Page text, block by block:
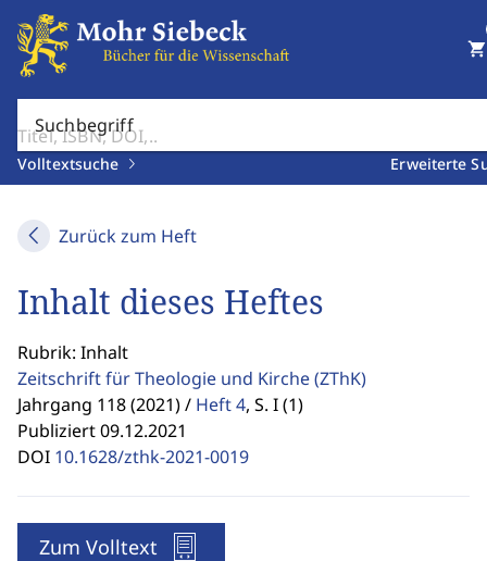
Suchbegriff
Volltextsuche Erweiterte
shopping_cart
Zurück zum Heft
Inhalt dieses Heftes
Rubrik: Inhalt
Zeitschrift für Theologie und Kirche(ZThK)
Jahrgang 118 (2021) / Heft 4, S. I (1)
Publiziert 09.12.2021
DOI 10.1628/zthk-2021-0019
Zum Volltext